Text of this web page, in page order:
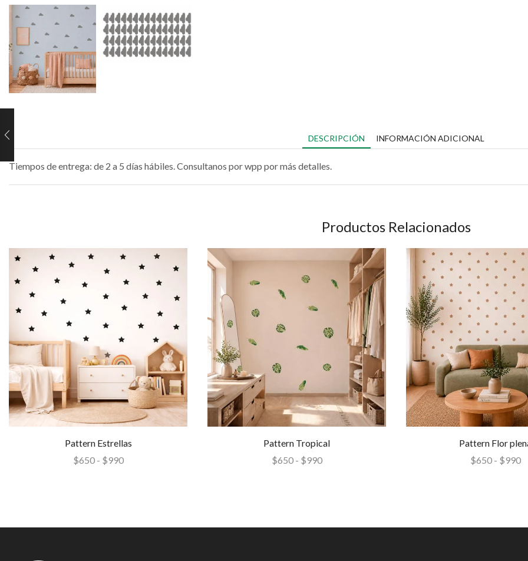
DESCRIPCIÓN INFORMACIÓN ADICIONAL
Tiempos de entrega: de 2 a 5 días hábiles. Consultanos por wpp por más detalles.
Productos Relacionados
Pattern Estrellas
$650 - $990
Pattern Tropical
$650 - $990
Pattern Flor
$650 - $990